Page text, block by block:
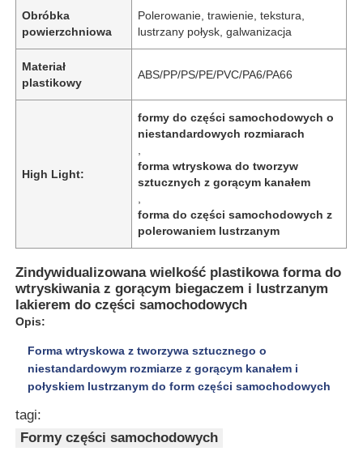
Dom
Produkty
Obróbka
powierzchniowa
Polerowanie, trawienie, tekstura,
lustrzany połysk, galwanizacja
Materiał
plastikowy
ABS/PP/PS/PE/PVC/PA6/PA66
High Light:
formy do części samochodowych o
niestandardowych rozmiarach
forma wtryskowa do tworzyw
sztucznych z gorącym kanałem
forma do części samochodowych z
polerowaniem lustrzanym
Zindywidualizowana wielkość plastikowa forma do
wtryskiwania z gorącym biegaczem i lustrzanym
lakierem do części samochodowych
Opis:
Forma wtryskowa z tworzywa sztucznego o
niestandardowym rozmiarze z gorącym kanałem i
połyskiem lustrzanym do form części samochodowych
tagi:
Formy części samochodowych